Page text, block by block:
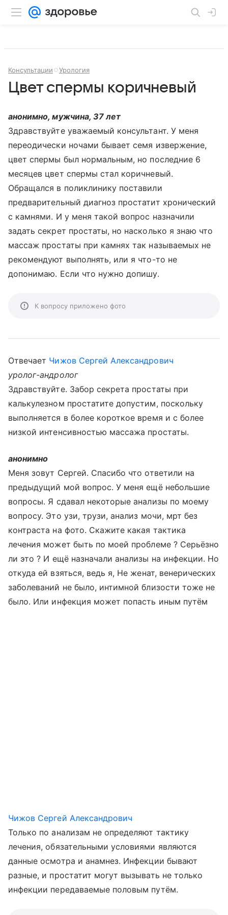
Консультации Урология
Цвет спермы коричневый
анонимно, мужчина, 37 лет
Здравствуйте уважаемый консультант. У меня
переодически ночами бывает семя извержение,
цвет спермы был нормальным, но последние 6
месяцев цвет спермы стал коричневый.
Обращался в поликлинику поставили
предварительный диагноз простатит хронический
с камнями. И у меня такой вопрос назначили
задать секрет простаты, но насколько я знаю что
массаж простаты при камнях так называемых не
рекомендуют выполнять, или я что-то не
допонимаю. Если что нужно допишу.
К вопросу приложено фото
Отвечает Чижов Сергей Александрович
уролог-андролог
Здравствуйте. Забор секрета простаты при
калькулезном простатите допустим, поскольку
выполняется в более короткое время и с более
низкой интенсивностью массажа простаты.
анонимно
Меня зовут Сергей. Спасибо что ответили на
предыдущий мой вопрос. У меня ещё небольшие
вопросы. Я сдавал некоторые анализы по моему
вопросу. Это узи, трузи, анализ мочи, мрт без
контраста на фото. Скажите какая тактика
лечения может быть по моей проблеме ? Серьёзно
ли это ? И ещё назначали анализы на инфекции. Но
откуда ей взяться, ведь я, Не женат, венерических
заболеваний не было, интимной близости тоже не
было. Или инфекция может попасть иным путём
Чижов Сергей Александрович
Только по анализам не определяют тактику
лечения, обязательными условиями являются
данные осмотра и анамнез. Инфекции бывают
разные, и простатит могут вызывать не только
инфекции передаваемые половым путём.